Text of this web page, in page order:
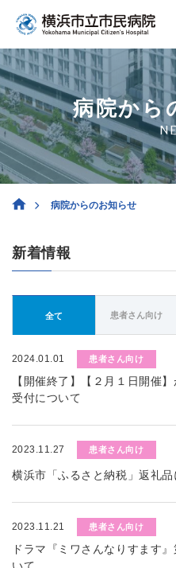
病院から
病院からのお知らせ
新着情報
全て 患者さん向け
2024.01.01 患者さん向け
【開催終了】【２月１日開催
受付について
2023.11.27 患者さん向け
横浜市「ふるさと納税」返礼
2023.11.21 患者さん向け
ドラマ『ミワさんなりすます